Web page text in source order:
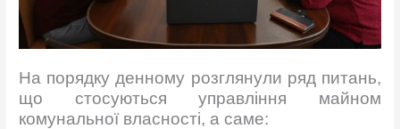
На порядку денному розглянули ряд питань,
що стосуються управління майном
комунальної власності, а саме: